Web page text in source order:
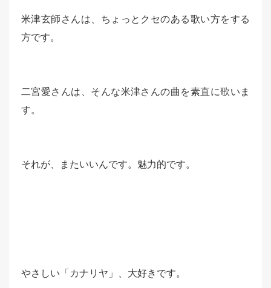
米津玄師さんは、ちょっとクセのある歌い方をする
方です。
二宮愛さんは、そんな米津さんの曲を素直に歌いま
す。
それが、またいいんです。魅力的です。
やさしい「カナリヤ」、大好きです。